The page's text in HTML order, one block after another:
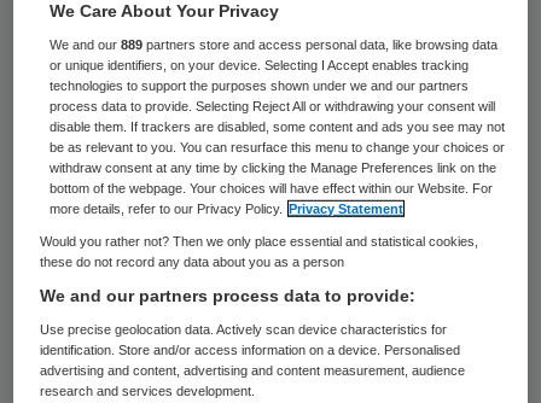
Journal Cover 00060_044_006 (2014) Publikationsname /
Publikationsnummer / E-Tag TT.MM.JJJJ (optional)
De Vereniging van Zelfstandige Apothekers
We Care About Your Privacy
We and our889 partners store and access personal data, like browsing data
or unique identifiers, on your device. Selecting I Accept enables tracking
technologies to support the purposes shown under we and our partners
process data to provide. Selecting Reject All or withdrawing your consent will
disable them. If trackers are disabled, some content and ads you see may not
be as relevant to you. You can resurface this menu to change your choices or
withdraw consent at any time by clicking the Manage Preferences link on the
bottom of the webpage. Your choices will have effect within our Website. For
more details, refer to our Privacy Policy.
Privacy Statement
Would you rather not? Then we only place essential and statistical cookies,
these do not record any data about you as a person
We and our partners process data to provide:
Use precise geolocation data. Actively scan device characteristics for
identification. Store and/or access information on a device. Personalised
advertising and content, advertising and content measurement, audience
research and services development.